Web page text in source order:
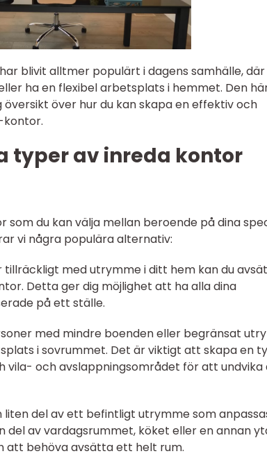
blivit alltmer populärt i dagens samhälle,
ha en flexibel arbetsplats i hemmet. Den
över hur du kan skapa en effektiv och
kontor.
typer av inreda kontor
du kan välja mellan beroende på dina
vi några populära alternativ:
tillräckligt med utrymme i ditt hem kan du
Detta ger dig möjlighet att ha alla dina
på ett ställe.
med mindre boenden eller begränsat
i sovrummet. Det är viktigt att skapa en
vila- och avslappningsområdet för att undvika
liten del av ett befintligt utrymme som
av vardagsrummet, köket eller en annan
att behöva avsätta ett helt rum.